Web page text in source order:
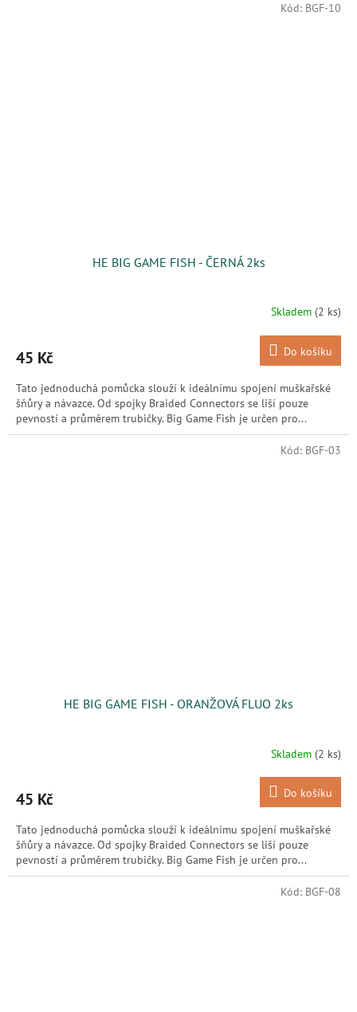
HE BIG GAME FISH - ČERNÁ 2ks
Skladem (2 ks)
45 Kč Do košíku
Tato jednoduchá pomůcka slouží k ideálnímu spojení muškařské
šňůry a návazce. Od spojky Braided Connectors se liší pouze
pevností a průměrem trubičky. Big Game Fish je určen pro...
Kód: BGF-10
HE BIG GAME FISH - ORANŽOVÁ FLUO 2ks
Skladem (2 ks)
45 Kč Do košíku
Tato jednoduchá pomůcka slouží k ideálnímu spojení muškařské
šňůry a návazce. Od spojky Braided Connectors se liší pouze
pevností a průměrem trubičky. Big Game Fish je určen pro...
Kód: BGF-03
Kód: BGF-08